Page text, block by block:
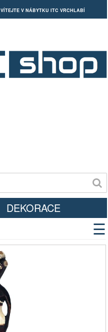
VÍTEJTE V NÁBYTKU ITC VRCHLABÍ
DEKORACE
☰